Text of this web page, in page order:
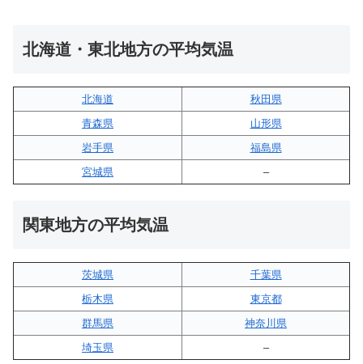
北海道・東北地方の平均気温
北海道
秋田県
青森県
山形県
岩手県
福島県
宮城県
–
関東地方の平均気温
茨城県
千葉県
栃木県
東京都
群馬県
神奈川県
埼玉県
–